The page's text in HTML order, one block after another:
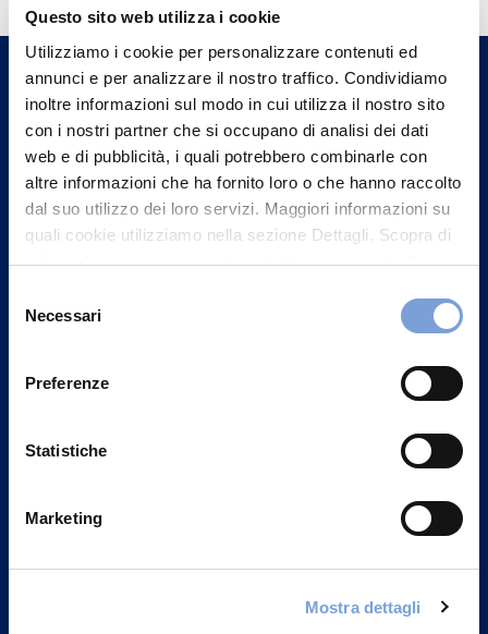
Questo sito web utilizza i cookie
Utilizziamo i cookie per personalizzare contenuti ed
annunci e per analizzare il nostro traffico. Condividiamo
inoltre informazioni sul modo in cui utilizza il nostro sito
con i nostri partner che si occupano di analisi dei dati
web e di pubblicità, i quali potrebbero combinarle con
altre informazioni che ha fornito loro o che hanno raccolto
dal suo utilizzo dei loro servizi. Maggiori informazioni su
quali cookie utilizziamo nella sezione Dettagli. Scopra di
più su chi siamo, come può contattarci e come trattiamo i
può trovare nel footer del sito nella sezione "Informativa
delNecessari
Preferenze
Statistiche
Marketing
Mostra dettagli
Trova l'Agenzia più vicina a te e parla con
un nostro Agente.
Contattaci
Vittoria Assicurazioni S.p.A.
Part. IVA 01329510158